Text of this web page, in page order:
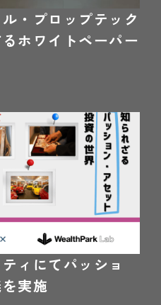
・プロップテック
ホワイトペーパー
ィにてパッショ
実施